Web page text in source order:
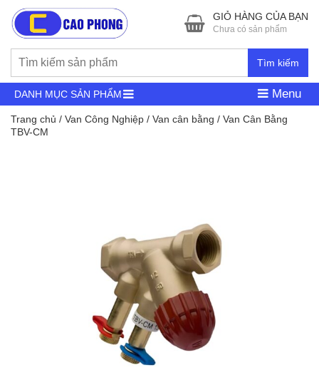
Tìm kiếm
GIỎ HÀNG CỦA BẠN
Chưa có sản phẩm
DANH MỤC SẢN PHẨM Menu
Trang chủ / Van Công Nghiệp / Van cân bằng / Van Cân Bằng
TBV-CM